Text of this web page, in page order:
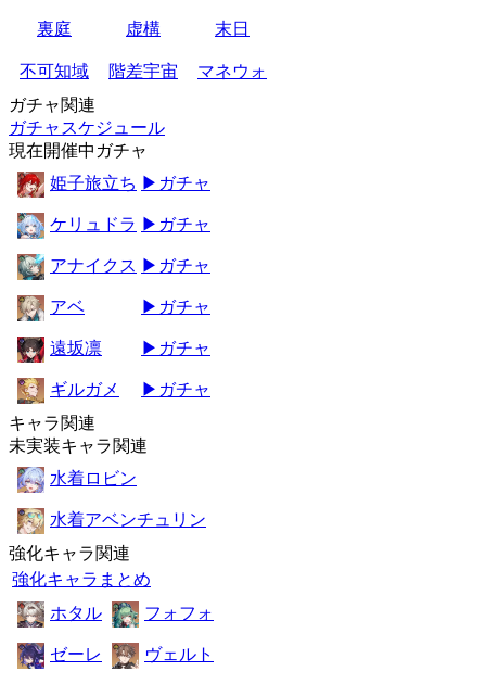
裏庭 虚構 末日
不可知域 階差宇宙
マネウォ
ガチャ関連
ガチャスケジュール
現在開催中ガチャ
姫子旅立ち ▶ガチャ
ケリュドラ ▶ガチャ
アナイクス ▶ガチャ
アベ ▶ガチャ
遠坂凛 ▶ガチャ
ギルガメ
▶ガチャ
キャラ関連
未実装キャラ関連
水着ロビン
水着アベンチュリン
強化キャラ関連
強化キャラまとめ
ホタル
フォフォ
ゼーレ ヴェルト